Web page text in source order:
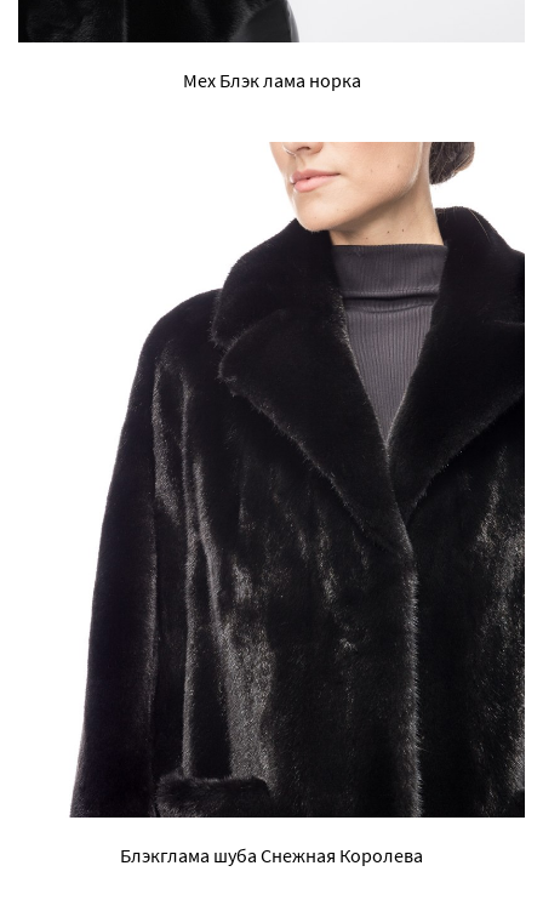
Мех Блэк лама норка
Блэкглама шуба Снежная Королева